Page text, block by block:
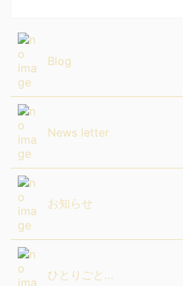
Blog
News letter
お知らせ
ひとりごと…